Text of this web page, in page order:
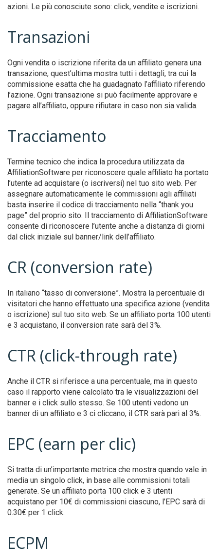
azioni. Le più conosciute sono: click, vendite e iscrizioni.
Transazioni
Ogni vendita o iscrizione riferita da un affiliato genera una
transazione, quest’ultima mostra tutti i dettagli, tra cui la
commissione esatta che ha guadagnato l’affiliato riferendo
l’azione. Ogni transazione si può facilmente approvare e
pagare all’affiliato, oppure rifiutare in caso non sia valida.
Tracciamento
Termine tecnico che indica la procedura utilizzata da
AffiliationSoftware per riconoscere quale affiliato ha portato
l’utente ad acquistare (o iscriversi) nel tuo sito web. Per
assegnare automaticamente le commissioni agli affiliati
basta inserire il codice di tracciamento nella “thank you
page” del proprio sito. Il tracciamento di AffiliationSoftware
consente di riconoscere l’utente anche a distanza di giorni
dal click iniziale sul banner/link dell’affiliato.
CR (conversion rate)
In italiano “tasso di conversione”. Mostra la percentuale di
visitatori che hanno effettuato una specifica azione (vendita
o iscrizione) sul tuo sito web. Se un affiliato porta 100 utenti
e 3 acquistano, il conversion rate sarà del 3%.
CTR (click-through rate)
Anche il CTR si riferisce a una percentuale, ma in questo
caso il rapporto viene calcolato tra le visualizzazioni del
banner e i click sullo stesso. Se 100 utenti vedono un
banner di un affiliato e 3 ci cliccano, il CTR sarà pari al 3%.
EPC (earn per clic)
Si tratta di un’importante metrica che mostra quando vale in
media un singolo click, in base alle commissioni totali
generate. Se un affiliato porta 100 click e 3 utenti
acquistano per 10€ di commissioni ciascuno, l’EPC sarà di
0.30€ per 1 click.
ECPM